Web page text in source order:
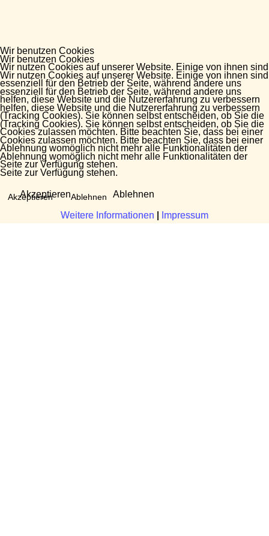
Wir benutzen Cookies
Wir nutzen Cookies auf unserer Website. Einige von ihnen sind
essenziell für den Betrieb der Seite, während andere uns
helfen, diese Website und die Nutzererfahrung zu verbessern
(Tracking Cookies). Sie können selbst entscheiden, ob Sie die
Cookies zulassen möchten. Bitte beachten Sie, dass bei einer
Ablehnung womöglich nicht mehr alle Funktionalitäten der
Seite zur Verfügung stehen.
Akzeptieren Ablehnen
Weitere Informationen Impressum
Wir benutzen Cookies
Wir nutzen Cookies auf unserer Website. Einige von ihnen sind
essenziell für den Betrieb der Seite, während andere uns
helfen, diese Website und die Nutzererfahrung zu verbessern
(Tracking Cookies). Sie können selbst entscheiden, ob Sie die
Cookies zulassen möchten. Bitte beachten Sie, dass bei einer
Ablehnung womöglich nicht mehr alle Funktionalitäten der
Seite zur Verfügung stehen.
Akzeptieren Ablehnen
Weitere Informationen Impressum